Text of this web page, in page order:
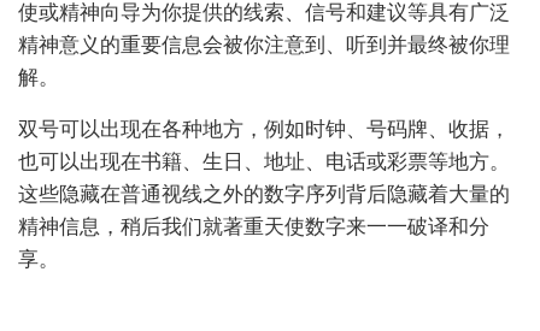
使或精神向导为你提供的线索、信号和建议等具有广泛
精神意义的重要信息会被你注意到、听到并最终被你理
解。
双号可以出现在各种地方，例如时钟、号码牌、收据，
也可以出现在书籍、生日、地址、电话或彩票等地方。
这些隐藏在普通视线之外的数字序列背后隐藏着大量的
精神信息，稍后我们就著重天使数字来一一破译和分
享。